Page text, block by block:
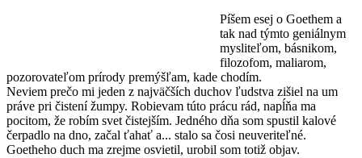
Píšem esej o Goethem a
tak nad týmto geniálnym
mysliteľom, básnikom,
filozofom, maliarom,
pozorovateľom prírody premýšľam, kade chodím.
Neviem prečo mi jeden z najväčších duchov ľudstva zišiel na um
práve pri čistení žumpy. Robievam túto prácu rád, napĺňa ma
pocitom, že robím svet čistejším. Jedného dňa som spustil kalové
čerpadlo na dno, začal ťahať a... stalo sa čosi neuveriteľné.
Goetheho duch ma zrejme osvietil, urobil som totiž objav.